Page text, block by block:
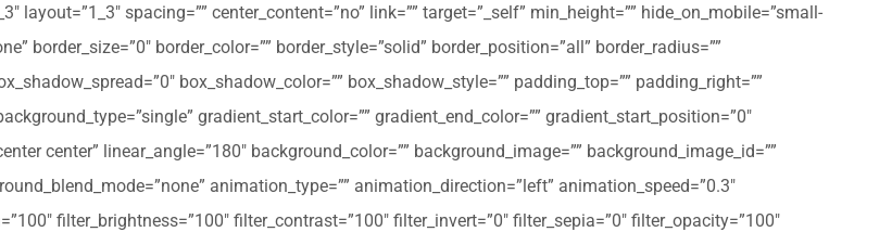
spacing=”” center_content=”no” link=”” target=”_self” min_height=”” hide_on_mobile=”small-
border_size=”0″ border_color=”” border_style=”solid” border_position=”all” border_radius=””
box_shadow_color=”” box_shadow_style=”” padding_top=”” padding_right=””
gradient_start_color=”” gradient_end_color=”” gradient_start_position=”0″
center” linear_angle=”180″ background_color=”” background_image=”” background_image_id=””
animation_type=”” animation_direction=”left” animation_speed=”0.3″
filter_brightness=”100″ filter_contrast=”100″ filter_invert=”0″ filter_sepia=”0″ filter_opacity=”100″